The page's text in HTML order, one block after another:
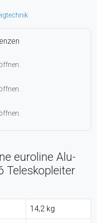
euroline Alu-
Teleskopleiter
14,2 kg